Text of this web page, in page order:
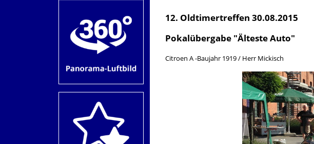
12. Oldtimertreffen 30.08.2015
Pokalübergabe "Älteste Auto"
Citroen A -Baujahr 1919 / Herr Mickisch